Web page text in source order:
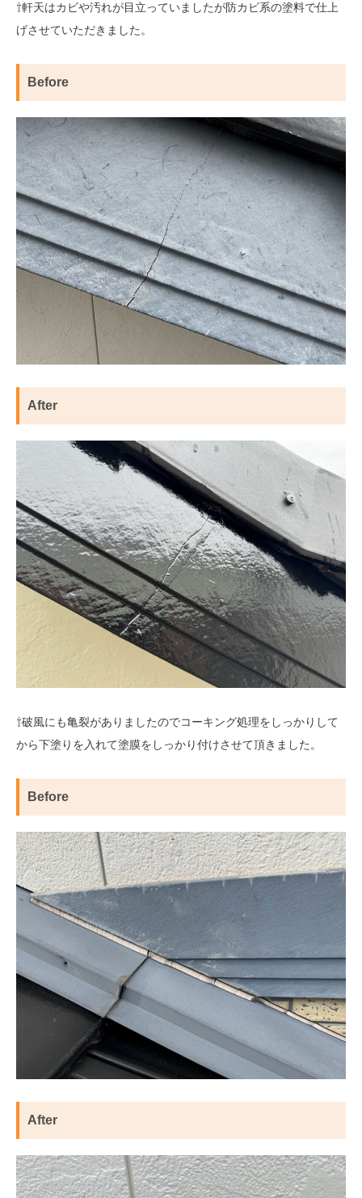
⇧軒天はカビや汚れが目立っていましたが防カビ系の塗料で仕上
げさせていただきました。
Before
After
⇧破風にも亀裂がありましたのでコーキング処理をしっかりして
から下塗りを入れて塗膜をしっかり付けさせて頂きました。
Before
After